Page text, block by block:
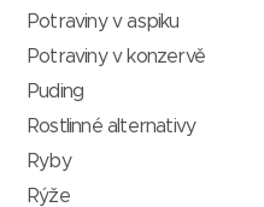
Potraviny v aspiku
Potraviny v konzervě
Puding
Rostlinné alternativy
Ryby
Rýže